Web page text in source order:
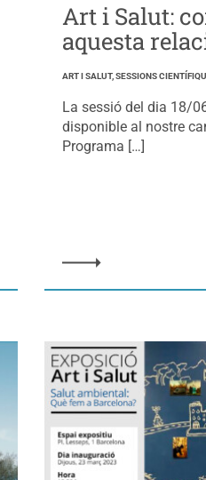
Art i Salut:
aquesta
ART I SALUT, SESSIONS
La sessió del dia 18/
disponible al nostre
Programa […]